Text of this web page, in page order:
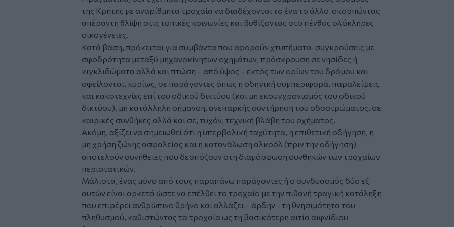
της Κρήτης με αναρίθμητα τροχαία να διαδέχονται το ένα το άλλο σκορπώντας
απέραντη θλίψη στις τοπικές κοινωνίες και βυθίζοντας στο πένθος ολόκληρες
οικογένειες.
Κατά βάση, πρόκειται για συμβάντα που αφορούν χτυπήματα-συγκρούσεις με
σφοδρότητα μεταξύ μηχανοκίνητων οχημάτων, πρόσκρουση σε νησίδες ή
κιγκλιδώματα αλλά και πτώση – από ύψος – εκτός των ορίων του δρόμου και
οφείλονται, κυρίως, σε παράγοντες όπως η οδηγική συμπεριφορά, παραλείψεις
και κακοτεχνίες επί του οδικού δικτύου (και μη εκσυγχρονισμός του οδικού
δικτύου), μη κατάλληλη σήμανση, ανεπαρκής συντήρηση του οδοστρώματος, σε
καιρικές συνθήκες αλλά και σε, τυχόν, τεχνική βλάβη του οχήματος.
Ακόμη, αξίζει να σημειωθεί ότι η υπερβολική ταχύτητα, η επιθετική οδήγηση, η
μη χρήση ζώνης ασφαλείας και η κατανάλωση αλκοόλ (πριν την οδήγηση)
αποτελούν συνήθειες που δεσπόζουν στη διαμόρφωση συνθηκών των τροχαίων
περιστατικών.
Μάλιστα, ένας μόνο από τους παραπάνω παράγοντες ή ο συνδυασμός δύο εξ
αυτών είναι αρκετά ώστε να επέλθει το τροχαίο με την πιθανή τραγική κατάληξη
που επιφέρει ανθρώπινο θρήνο και αλλάζει – άρδην - τη θνησιμότητα του
πληθυσμού, καθιστώντας τα τροχαία ως τη βασικότερη αιτία αιφνίδιου